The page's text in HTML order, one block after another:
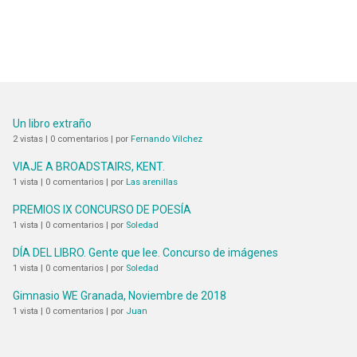
Un libro extraño
2 vistas | 0 comentarios | por Fernando Vílchez
VIAJE A BROADSTAIRS, KENT.
1 vista | 0 comentarios | por Las arenillas
PREMIOS IX CONCURSO DE POESÍA
1 vista | 0 comentarios | por Soledad
DÍA DEL LIBRO. Gente que lee. Concurso de imágenes
1 vista | 0 comentarios | por Soledad
Gimnasio WE Granada, Noviembre de 2018
1 vista | 0 comentarios | por Juan